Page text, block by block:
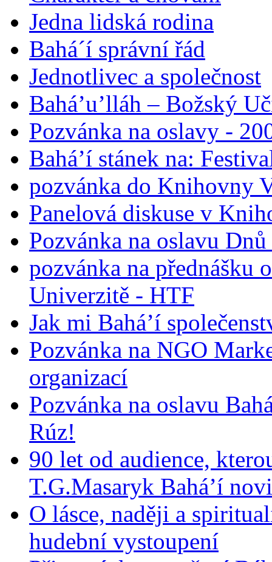
Jedna lidská rodina
Bahá´í správní řád
Jednotlivec a společnost
Bahá’u’lláh – Božský
Pozvánka na oslavy -
Bahá’í stánek na:
pozvánka do Knihovny
Panelová diskuse v
Pozvánka na oslavu
pozvánka na přednášku
Univerzitě - HTF
Jak mi Bahá’í
Pozvánka na NGO
organizací
Pozvánka na oslavu
Rúz!
90 let od audience,
T.G.Masaryk Bahá’í
O lásce, naději a
hudební vystoupení